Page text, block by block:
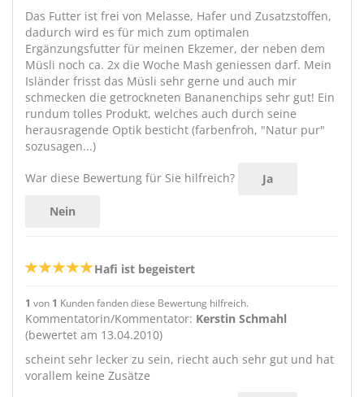
Das Futter ist frei von Melasse, Hafer und Zusatzstoffen,
dadurch wird es für mich zum optimalen
Ergänzungsfutter für meinen Ekzemer, der neben dem
Müsli noch ca. 2x die Woche Mash geniessen darf. Mein
Isländer frisst das Müsli sehr gerne und auch mir
schmecken die getrockneten Bananenchips sehr gut! Ein
rundum tolles Produkt, welches auch durch seine
herausragende Optik besticht (farbenfroh, "Natur pur"
sozusagen...)
War diese Bewertung für Sie hilfreich? Ja
Nein
Hafi ist begeistert
1 von 1 Kunden fanden diese Bewertung hilfreich.
Kommentatorin/Kommentator: Kerstin Schmahl
(bewertet am 13.04.2010)
scheint sehr lecker zu sein, riecht auch sehr gut und hat
vorallem keine Zusätze